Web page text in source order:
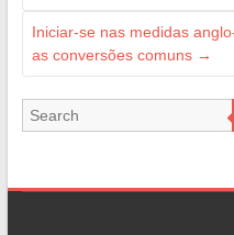
Iniciar-se nas medidas
as conversões comuns →